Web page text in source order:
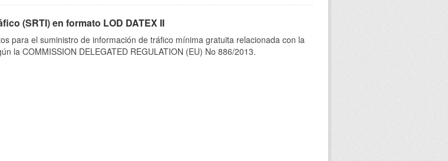
(SRTI) en formato LOD DATEX II
para el suministro de información de tráfico mínima gratuita relacionada con la
la COMMISSION DELEGATED REGULATION (EU) No 886/2013.